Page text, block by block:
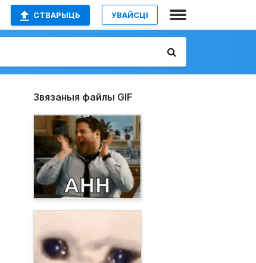
СТВАРЫЦЬ УВАЙСЦІ
Звязаныя файлы GIF